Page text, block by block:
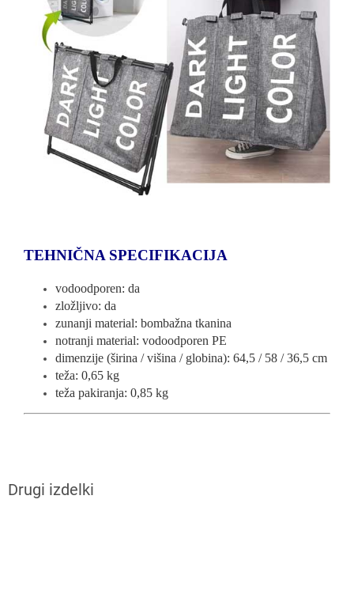
TEHNIČNA SPECIFIKACIJA
vodoodporen: da
zložljivo: da
zunanji material: bombažna tkanina
notranji material: vodoodporen PE
dimenzije (širina / višina / globina): 64,5 / 58 / 36,5 cm
teža: 0,65 kg
teža pakiranja: 0,85 kg